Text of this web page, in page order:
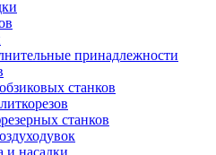
принадлежности
станков
станков
и насадки